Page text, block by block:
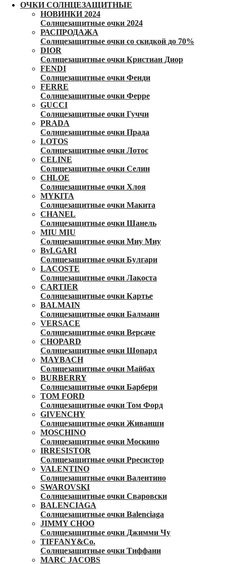
ОЧКИ СОЛНЦЕЗАЩИТНЫЕ
НОВИНКИ 2024
Солнцезащитные очки 2024
РАСПРОДАЖА
Солнцезащитные очки со скидкой до 70%
DIOR
Солнцезащитные очки Кристиан Диор
FENDI
Солнцезащитные очки Фенди
FERRE
Солнцезащитные очки Ферре
GUCCI
Солнцезащитные очки Гуччи
PRADA
Солнцезащитные очки Прада
LOTOS
Солнцезащитные очки Лотос
CELINE
Солнцезащитные очки Селин
CHLOE
Солнцезащитные очки Хлоя
MYKITA
Солнцезащитные очки Макита
CHANEL
Солнцезащитные очки Шанель
MIU MIU
Солнцезащитные очки Миу Миу
BvLGARI
Солнцезащитные очки Булгари
LACOSTE
Солнцезащитные очки Лакоста
CARTIER
Солнцезащитные очки Картье
BALMAIN
Солнцезащитные очки Балмаин
VERSACE
Солнцезащитные очки Версаче
CHOPARD
Солнцезащитные очки Шопард
MAYBACH
Солнцезащитные очки Майбах
BURBERRY
Солнцезащитные очки Барбери
TOM FORD
Солнцезащитные очки Том Форд
GIVENCHY
Солнцезащитные очки Живанши
MOSCHINO
Солнцезащитные очки Москино
IRRESISTOR
Солнцезащитные очки Рресистор
VALENTINO
Солнцезащитные очки Валентино
SWAROVSKI
Солнцезащитные очки Сваровски
BALENCIAGA
Солнцезащитные очки Balenciaga
JIMMY CHOO
Солнцезащитные очки Джимми Чу
TIFFANY&Co.
Солнцезащитные очки Тиффани
MARC JACOBS